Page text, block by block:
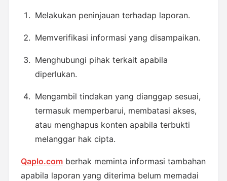
Melakukan peninjauan terhadap laporan.
Memverifikasi informasi yang disampaikan.
Menghubungi pihak terkait apabila
diperlukan.
Mengambil tindakan yang dianggap sesuai,
termasuk memperbarui, membatasi akses,
atau menghapus konten apabila terbukti
melanggar hak cipta.
Qaplo.com berhak meminta informasi tambahan
apabila laporan yang diterima belum memadai